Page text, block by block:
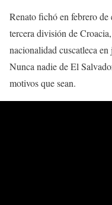
Renato fichó en febrero
tercera división de
nacionalidad cuscatleca
Nunca nadie de El
motivos que sean.